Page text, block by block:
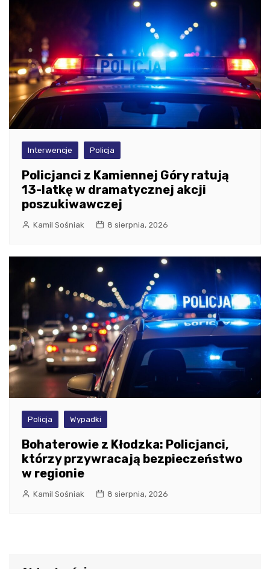
Interwencje Policja
Policjanci z Kamiennej Góry ratują
13-latkę w dramatycznej akcji
poszukiwawczej
Kamil Sośniak 8 sierpnia, 2026
Policja Wypadki
Bohaterowie z Kłodzka: Policjanci,
którzy przywracają bezpieczeństwo
w regionie
Kamil Sośniak 8 sierpnia, 2026